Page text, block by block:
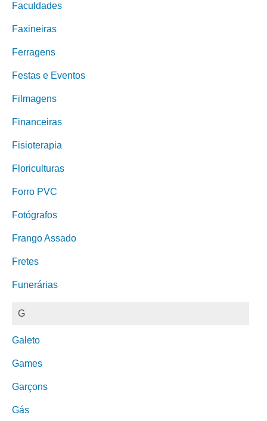
Faculdades
Faxineiras
Ferragens
Festas e Eventos
Filmagens
Financeiras
Fisioterapia
Floriculturas
Forro PVC
Fotógrafos
Frango Assado
Fretes
Funerárias
G
Galeto
Games
Garçons
Gás